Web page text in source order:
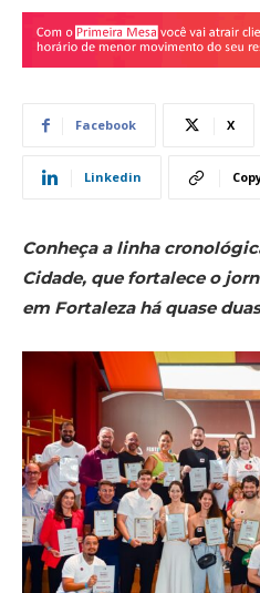
Facebook X
Linkedin
Conheça a linha
Cidade, que fortalece o
em Fortaleza há quase